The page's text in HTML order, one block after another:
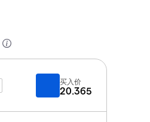
买入价
20.365